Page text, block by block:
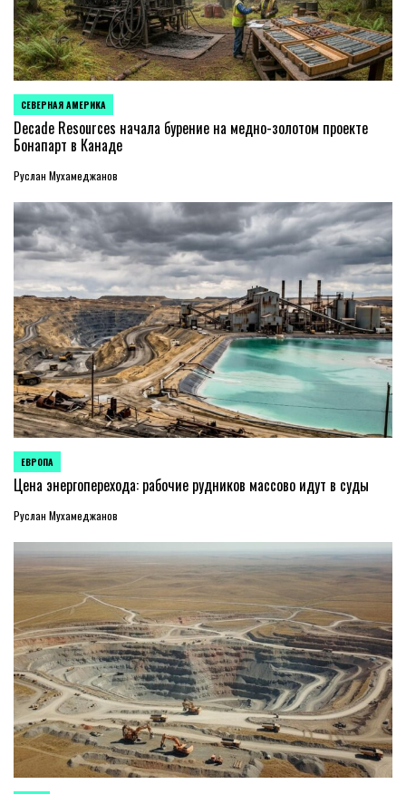
ОПУБЛИКОВАНО
В
СЕВЕРНАЯ АМЕРИКА
Decade Resources начала бурение на медно-золотом проекте
Бонапарт в Канаде
Руслан Мухамеджанов
ОПУБЛИКОВАНО
В
ЕВРОПА
Цена энергоперехода: рабочие рудников массово идут в суды
Руслан Мухамеджанов